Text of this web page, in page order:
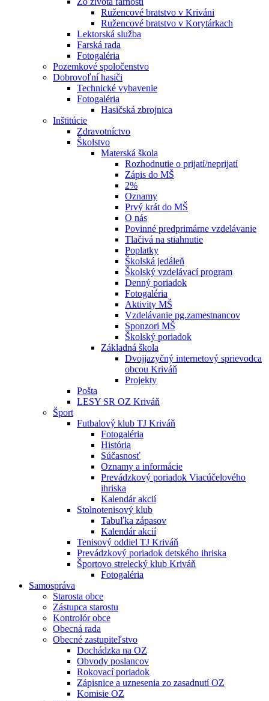
Ružencové bratstvo v Kriváni
Ružencové bratstvo v Korytárkach
Lektorská služba
Farská rada
Fotogaléria
Pozemkové spoločenstvo
Dobrovoľní hasiči
Technické vybavenie
Fotogaléria
Hasičská zbrojnica
Inštitúcie
Zdravotníctvo
Školstvo
Materská škola
Rozhodnutie o prijatí/neprijatí
Zápis do MŠ
2%
Oznamy
Prvý krát do MŠ
O nás
Povinné predprimárne vzdelávanie
Tlačivá na stiahnutie
Poplatky
Školská jedáleň
Školský vzdelávací program
Denný poriadok
Fotogaléria
Aktivity MŠ
Vzdelávanie pg.zamestnancov
Sponzori MŠ
Školský poriadok
Základná škola
Dvojjazyčný internetový sprievodca
obcou Kriváň
Projekty
Pošta
LESY SR OZ Kriváň
Šport
Futbalový klub TJ Kriváň
Fotogaléria
História
Súčasnosť
Oznamy a informácie
Prevádzkový poriadok Viacúčelového
ihriska
Kalendár akcií
Stolnotenisový klub
Tabuľka zápasov
Kalendár akcií
Tenisový oddiel TJ Kriváň
Prevádzkový poriadok detského ihriska
Športovo strelecký klub Kriváň
Fotogaléria
Samospráva
Starosta obce
Zástupca starostu
Kontrolór obce
Obecná rada
Obecné zastupiteľstvo
Dochádzka na OZ
Obvody poslancov
Rokovací poriadok
Zápisnice a uznesenia zo zasadnutí OZ
Komisie OZ